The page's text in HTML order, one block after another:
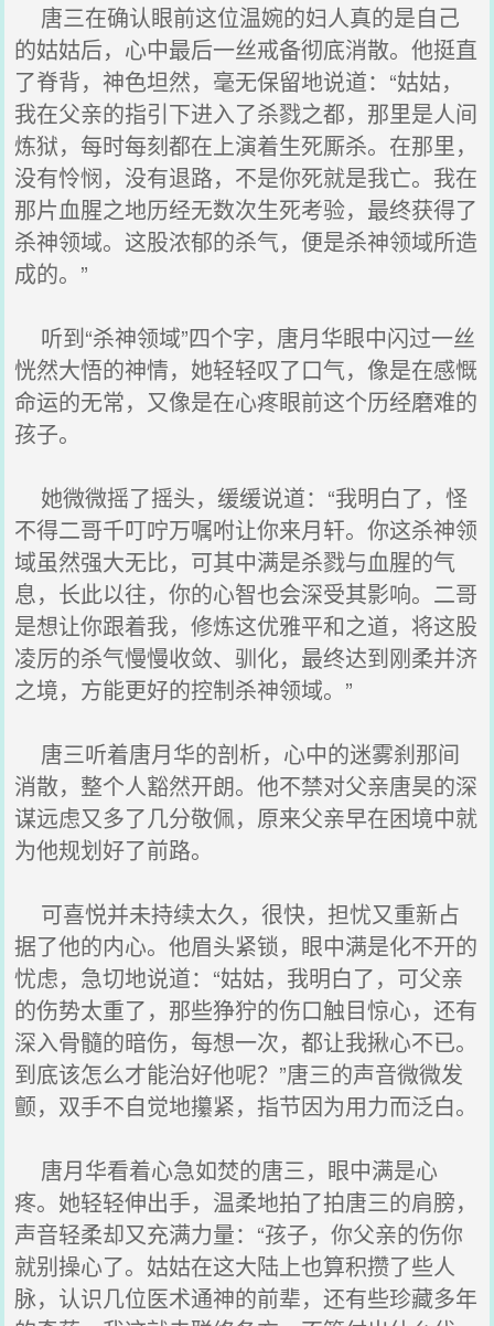
唐三在确认眼前这位温婉的妇人真的是自己
的姑姑后，心中最后一丝戒备彻底消散。他挺直
了脊背，神色坦然，毫无保留地说道：“姑姑，
我在父亲的指引下进入了杀戮之都，那里是人间
炼狱，每时每刻都在上演着生死厮杀。在那里，
没有怜悯，没有退路，不是你死就是我亡。我在
那片血腥之地历经无数次生死考验，最终获得了
杀神领域。这股浓郁的杀气，便是杀神领域所造
成的。”
听到“杀神领域”四个字，唐月华眼中闪过一丝
恍然大悟的神情，她轻轻叹了口气，像是在感慨
命运的无常，又像是在心疼眼前这个历经磨难的
孩子。
她微微摇了摇头，缓缓说道：“我明白了，怪
不得二哥千叮咛万嘱咐让你来月轩。你这杀神领
域虽然强大无比，可其中满是杀戮与血腥的气
息，长此以往，你的心智也会深受其影响。二哥
是想让你跟着我，修炼这优雅平和之道，将这股
凌厉的杀气慢慢收敛、驯化，最终达到刚柔并济
之境，方能更好的控制杀神领域。”
唐三听着唐月华的剖析，心中的迷雾刹那间
消散，整个人豁然开朗。他不禁对父亲唐昊的深
谋远虑又多了几分敬佩，原来父亲早在困境中就
为他规划好了前路。
可喜悦并未持续太久，很快，担忧又重新占
据了他的内心。他眉头紧锁，眼中满是化不开的
忧虑，急切地说道：“姑姑，我明白了，可父亲
的伤势太重了，那些狰狞的伤口触目惊心，还有
深入骨髓的暗伤，每想一次，都让我揪心不已。
到底该怎么才能治好他呢？”唐三的声音微微发
颤，双手不自觉地攥紧，指节因为用力而泛白。
唐月华看着心急如焚的唐三，眼中满是心
疼。她轻轻伸出手，温柔地拍了拍唐三的肩膀，
声音轻柔却又充满力量：“孩子，你父亲的伤你
就别操心了。姑姑在这大陆上也算积攒了些人
脉，认识几位医术通神的前辈，还有些珍藏多年